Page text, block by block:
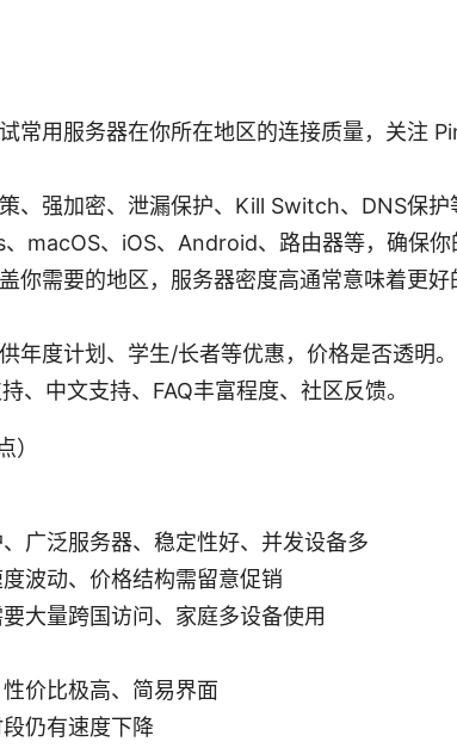
常用服务器在你所在地区的连接质量，关注
、强加密、泄漏保护、Kill Switch、DNS保护
macOS、iOS、Android、路由器等，确保你
你需要的地区，服务器密度高通常意味着更
年度计划、学生/长者等优惠，价格是否透明。
、中文支持、FAQ丰富程度、社区反馈。
）
广泛服务器、稳定性好、并发设备多
波动、价格结构需留意促销
大量跨国访问、家庭多设备使用
价比极高、简易界面
仍有速度下降